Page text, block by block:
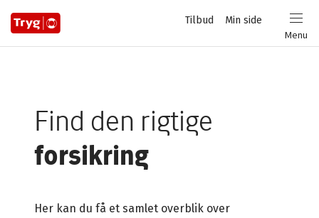
Menu
Privat
Login
Min side
Tilbud
Find den rigtige
forsikring
Her kan du få et samlet overblik over